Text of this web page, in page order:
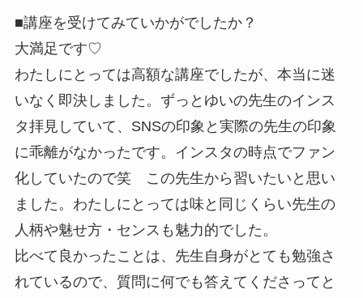
■講座を受けてみていかがでしたか？
大満足です♡
わたしにとっては高額な講座でしたが、本当に迷
いなく即決しまし た。ずっとゆいの先生のインス
タ拝見していて、SNSの印象と実際の先生の印象
に乖離がなかったです。インスタの時点でファン
化していたので笑 この先生から習いたい と思い
ました。わたしにとっては味と同じく らい先生の
人柄や魅せ方・センスも魅力的でした。
比べて良かったことは、先生自身がとても勉強さ
れているので、質問に何でも答えてくださってと